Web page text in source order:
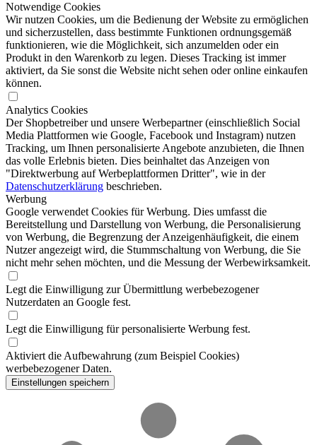
Notwendige Cookies
Wir nutzen Cookies, um die Bedienung der Website zu ermöglichen
und sicherzustellen, dass bestimmte Funktionen ordnungsgemäß
funktionieren, wie die Möglichkeit, sich anzumelden oder ein
Produkt in den Warenkorb zu legen. Dieses Tracking ist immer
aktiviert, da Sie sonst die Website nicht sehen oder online einkaufen
können.
Analytics Cookies
Der Shopbetreiber und unsere Werbepartner (einschließlich Social
Media Plattformen wie Google, Facebook und Instagram) nutzen
Tracking, um Ihnen personalisierte Angebote anzubieten, die Ihnen
das volle Erlebnis bieten. Dies beinhaltet das Anzeigen von
"Direktwerbung auf Werbeplattformen Dritter", wie in der
Datenschutzerklärung beschrieben.
Werbung
Google verwendet Cookies für Werbung. Dies umfasst die
Bereitstellung und Darstellung von Werbung, die Personalisierung
von Werbung, die Begrenzung der Anzeigenhäufigkeit, die einem
Nutzer angezeigt wird, die Stummschaltung von Werbung, die Sie
nicht mehr sehen möchten, und die Messung der Werbewirksamkeit.
Legt die Einwilligung zur Übermittlung werbebezogener
Nutzerdaten an Google fest.
Legt die Einwilligung für personalisierte Werbung fest.
Aktiviert die Aufbewahrung (zum Beispiel Cookies)
werbebezogener Daten.
Einstellungen speichern